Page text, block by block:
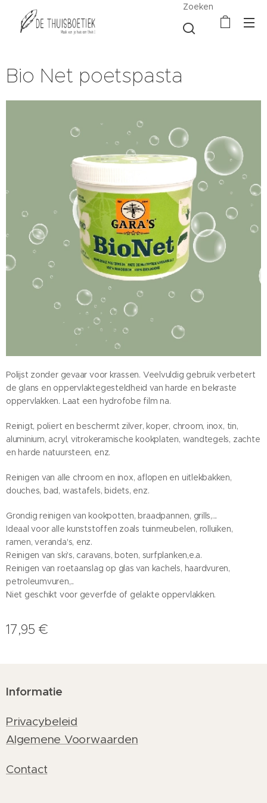
Zoeken
Bio Net poetspasta
Polijst zonder gevaar voor krassen. Veelvuldig gebruik verbetert
de glans en oppervlaktegesteldheid van harde en bekraste
oppervlakken. Laat een hydrofobe film na.
Reinigt, poliert en beschermt zilver, koper, chroom, inox, tin,
aluminium, acryl, vitrokeramische kookplaten, wandtegels, zachte
en harde natuursteen, enz.
Reinigen van alle chroom en inox, aflopen en uitlekbakken,
douches, bad, wastafels, bidets, enz.
Grondig reinigen van kookpotten, braadpannen, grills,...
Ideaal voor alle kunststoffen zoals tuinmeubelen, rolluiken,
ramen, veranda's, enz.
Reinigen van ski's, caravans, boten, surfplanken,e.a.
Reinigen van roetaanslag op glas van kachels, haardvuren,
petroleumvuren,..
Niet geschikt voor geverfde of gelakte oppervlakken.
17,95 €
Informatie
Privacybeleid
Algemene Voorwaarden
Contact